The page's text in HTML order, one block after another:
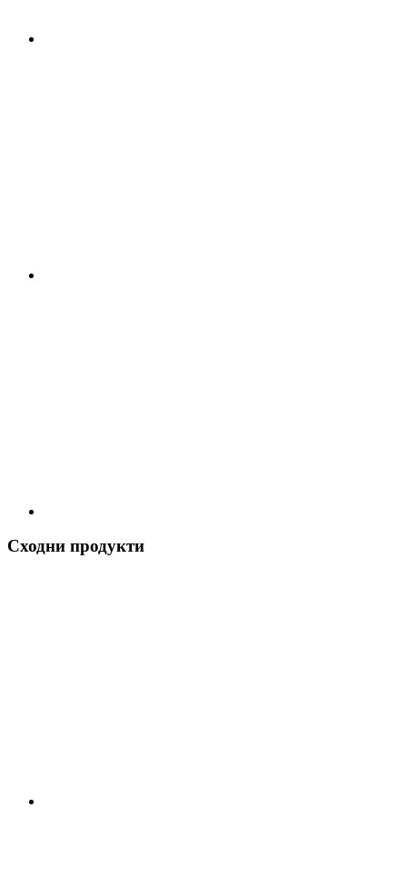
Сходни продукти